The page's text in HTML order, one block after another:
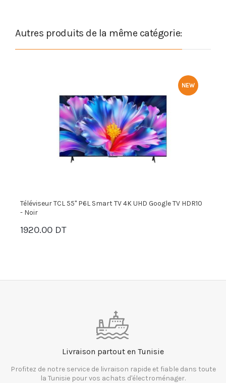
Autres produits de la même catégorie:
NEW
Téléviseur TCL 55" P6L Smart TV 4K UHD Google TV HDR10
- Noir
1920.00 DT
PANIER
Livraison partout en Tunisie
Profitez de notre service de livraison rapide et fiable dans toute
la Tunisie pour vos achats d'électroménager.